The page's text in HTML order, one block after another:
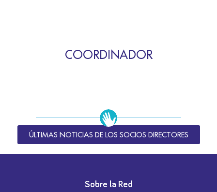
COORDINADOR
ÚLTIMAS NOTICIAS DE LOS SOCIOS DIRECTORES
Sobre la Red